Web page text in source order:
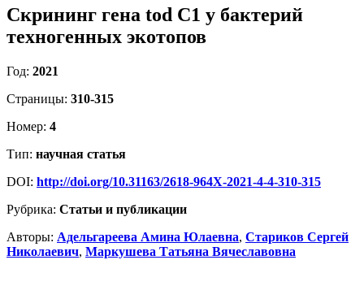
Скрининг гена tod C1 у бактерий
техногенных экотопов
Год: 2021
Страницы: 310-315
Номер: 4
Тип: научная статья
DOI: http://doi.org/10.31163/2618-964X-2021-4-4-310-315
Рубрика: Статьи и публикации
Авторы: Адельгареева Амина Юлаевна, Стариков Сергей
Николаевич, Маркушева Татьяна Вячеславовна